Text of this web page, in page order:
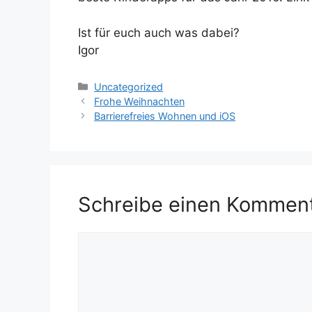
Ist für euch auch was dabei?
Igor
Kategorien
Uncategorized
Frohe Weihnachten
Barrierefreies Wohnen und iOS
Schreibe einen